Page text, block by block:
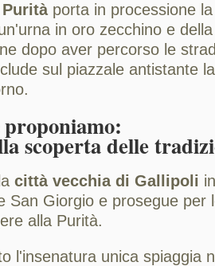
porta in processione
in oro zecchino e
dopo aver percorso le
sul piazzale antistante
scoperta delle
città vecchia di Gallipoli
San Giorgio e prosegue per
alla Purità.
l'insenatura unica spiaggia